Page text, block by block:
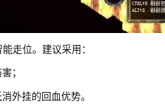
走位。建议采用：
；
外挂的回血优势。